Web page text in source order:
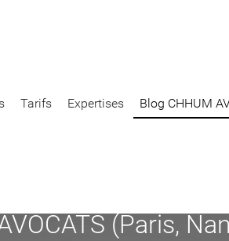
Tarifs Expertises Blog CHHUM
(Paris,